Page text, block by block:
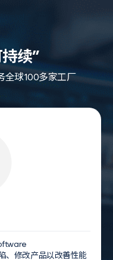
续”
全球100多家工厂
、修改产品以改善性能